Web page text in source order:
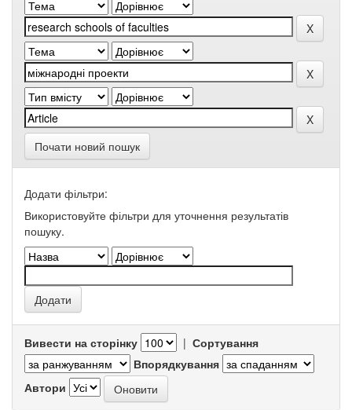
Почати новий пошук
Додати фільтри:
Використовуйте фільтри для уточнення результатів
пошуку.
Вивести на сторінку | Сортування
Впорядкування
Автори